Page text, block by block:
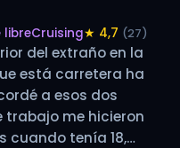
libreCruising★ 4,7 (27)
del extraño en la
está carretera ha
a esos dos
trabajo me hicieron
cuando tenía 18,